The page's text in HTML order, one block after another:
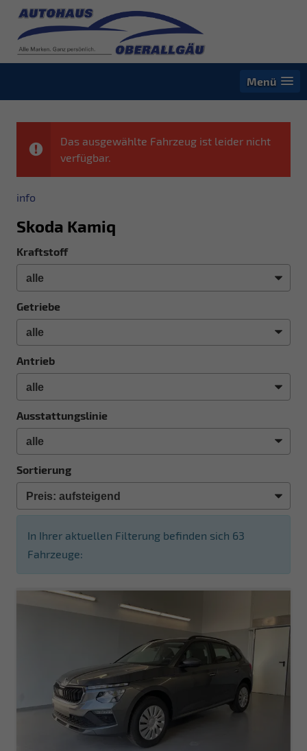
Menü
Das ausgewählte Fahrzeug ist leider nicht
verfügbar.
info
Skoda Kamiq
Kraftstoff
Getriebe
Antrieb
Ausstattungslinie
Sortierung
In Ihrer aktuellen Filterung befinden sich 63
Fahrzeuge: